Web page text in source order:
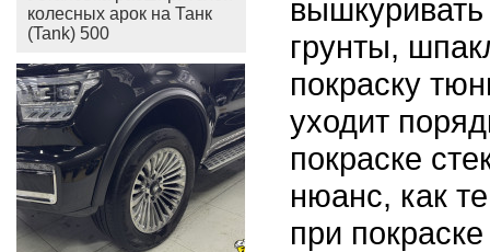
колесных арок на Танк
(Tank) 500
грунты,
покраску
уходит
покраске
нюанс, как
при